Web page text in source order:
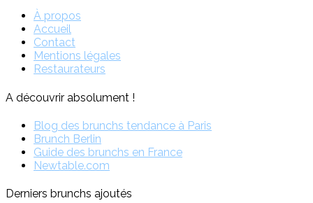
À propos
Accueil
Contact
Mentions légales
Restaurateurs
A découvrir absolument !
Blog des brunchs tendance à Paris
Brunch Berlin
Guide des brunchs en France
Newtable.com
Derniers brunchs ajoutés